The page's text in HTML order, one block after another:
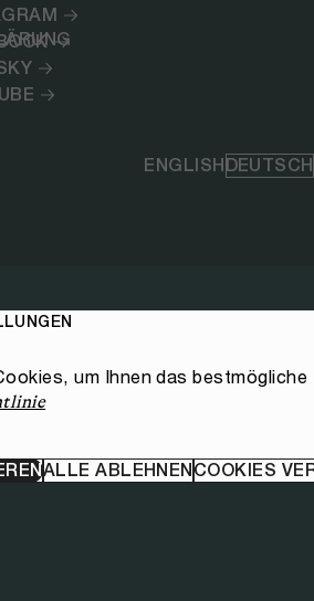
ENGLISHDEUTSCH
um Ihnen das
ALLE ABLEHNENCOOKIES